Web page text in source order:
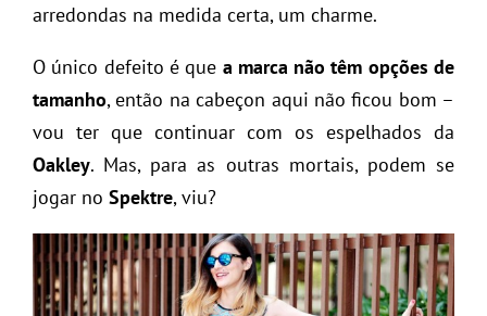
arredondas na medida certa, um charme.
O único defeito é que a marca não têm opções de
tamanho, então na cabeçon aqui não ficou bom –
vou ter que continuar com os espelhados da
Oakley. Mas, para as outras mortais, podem se
jogar no Spektre, viu?